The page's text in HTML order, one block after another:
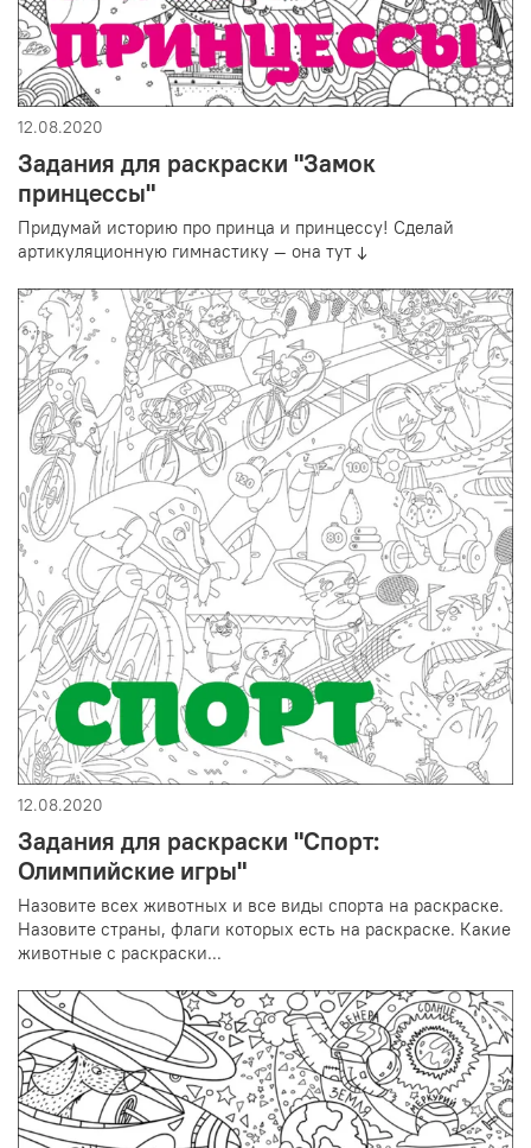
12.08.2020
Задания для раскраски "Замок
принцессы"
Придумай историю про принца и принцессу! Сделай
артикуляционную гимнастику — она тут ↓
12.08.2020
Задания для раскраски "Спорт:
Олимпийские игры"
Назовите всех животных и все виды спорта на раскраске.
Назовите страны, флаги которых есть на раскраске. Какие
животные с раскраски...